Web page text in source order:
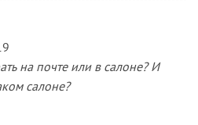
на почте или в салоне? И
салоне?